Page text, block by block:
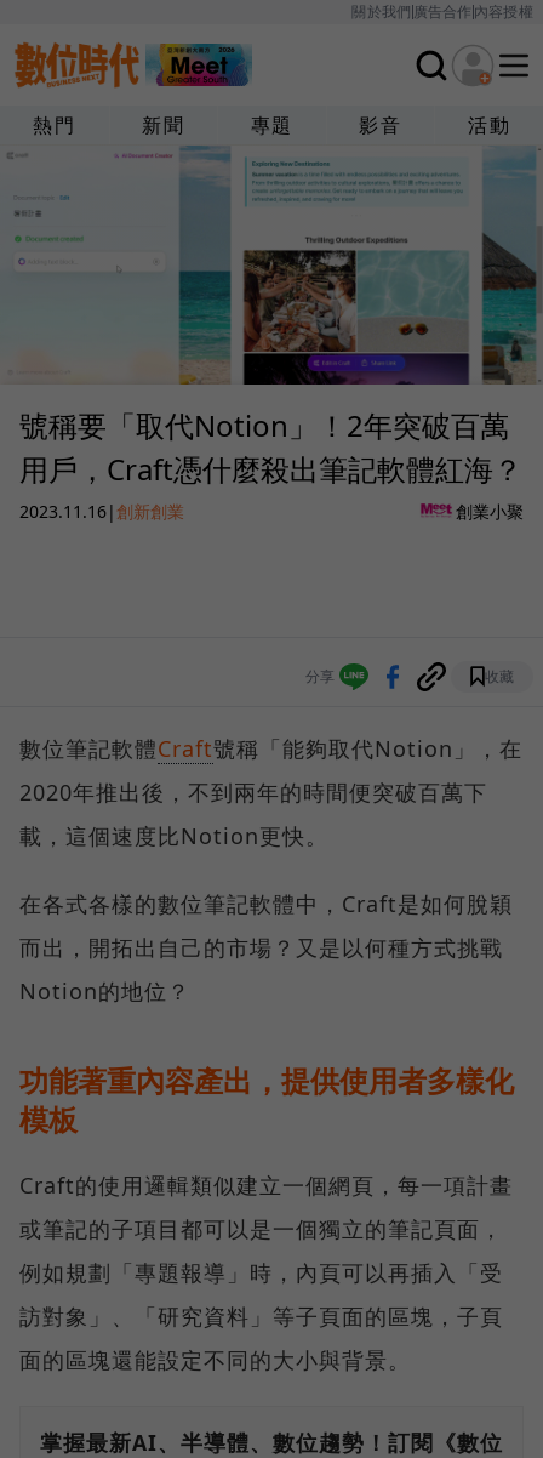
關於我們廣告合作內容授權
熱門 新聞 專題 影音 活動
號稱要「取代Notion」！2年突破百萬
用戶，Craft憑什麼殺出筆記軟體紅海？
2023.11.16|創新創業 創業小聚
分享 收藏
數位筆記軟體Craft號稱「能夠取代Notion」，在
2020年推出後，不到兩年的時間便突破百萬下
載，這個速度比Notion更快。
在各式各樣的數位筆記軟體中，Craft是如何脫穎
而出，開拓出自己的市場？又是以何種方式挑戰
Notion的地位？
功能著重內容產出，提供使用者多樣化
模板
Craft的使用邏輯類似建立一個網頁，每一項計畫
或筆記的子項目都可以是一個獨立的筆記頁面，
例如規劃「專題報導」時，內頁可以再插入「受
訪對象」、「研究資料」等子頁面的區塊，子頁
面的區塊還能設定不同的大小與背景。
掌握最新AI、半導體、數位趨勢！訂閱《數位